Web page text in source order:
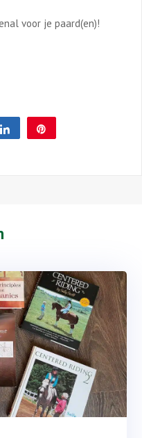
voor je paard(en)!
Share